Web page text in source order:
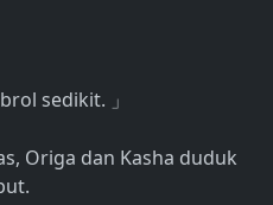
sedikit. 」
Origa dan Kasha duduk